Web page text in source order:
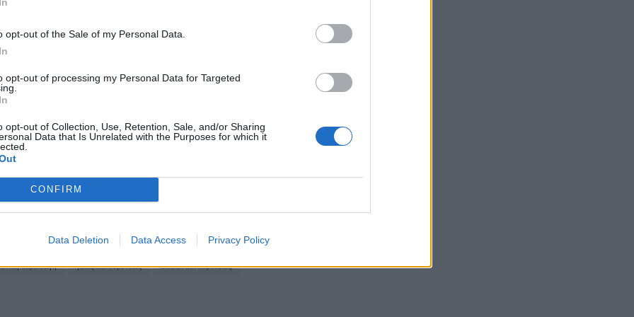
opt-out of the Sale of my Personal Data.
opt-out of processing my Personal Data for Targeted
opt-out of Collection, Use, Retention, Sale, and/or Sharing
Data that Is Unrelated with the Purposes for which it
CONFIRM
Data Deletion Data Access Privacy Policy
μπορεί να μολύνουν τους ιδιοκτήτες τους.
παραμένει πολύ χαμηλός. Αν ο σκύλος
από μένα. Κι εγώ είναι πολύ πιο πιθανό
γείτονες μου, προτού το κάνει ο σκύλος μου»,
γνωστό, σύμφωνα με το ιταλικό πρακτορείο
στην Ιταλία, βόρεια του Μιλάνου,
παραλλαγή.
παραλλαγή γάτες και κορονοιος σκύλοι και κορονοιος